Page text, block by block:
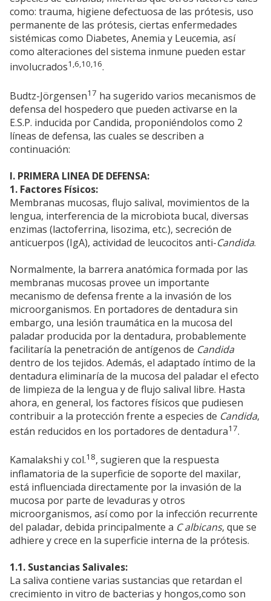
como: trauma, higiene defectuosa de las prótesis, uso
permanente de las prótesis, ciertas enfermedades
sistémicas como Diabetes, Anemia y Leucemia, así
como alteraciones del sistema inmune pueden estar
involucrados1,6,10,16.
Budtz-Jörgensen17 ha sugerido varios mecanismos de
defensa del hospedero que pueden activarse en la
E.S.P. inducida por Candida, proponiéndolos como 2
líneas de defensa, las cuales se describen a
continuación:
I. PRIMERA LINEA DE DEFENSA:
1. Factores Físicos:
Membranas mucosas, flujo salival, movimientos de la
lengua, interferencia de la microbiota bucal, diversas
enzimas (lactoferrina, lisozima, etc.), secreción de
anticuerpos (IgA), actividad de leucocitos anti-Candida.
Normalmente, la barrera anatómica formada por las
membranas mucosas provee un importante
mecanismo de defensa frente a la invasión de los
microorganismos. En portadores de dentadura sin
embargo, una lesión traumática en la mucosa del
paladar producida por la dentadura, probablemente
facilitaría la penetración de antígenos de Candida
dentro de los tejidos. Además, el adaptado íntimo de la
dentadura eliminaría de la mucosa del paladar el efecto
de limpieza de la lengua y de flujo salival libre. Hasta
ahora, en general, los factores físicos que pudiesen
contribuir a la protección frente a especies de Candida,
están reducidos en los portadores de dentadura17.
Kamalakshi y col.18, sugieren que la respuesta
inflamatoria de la superficie de soporte del maxilar,
está influenciada directamente por la invasión de la
mucosa por parte de levaduras y otros
microorganismos, así como por la infección recurrente
del paladar, debida principalmente a C albicans, que se
adhiere y crece en la superficie interna de la prótesis.
1.1. Sustancias Salivales:
La saliva contiene varias sustancias que retardan el
crecimiento in vitro de bacterias y hongos,como son